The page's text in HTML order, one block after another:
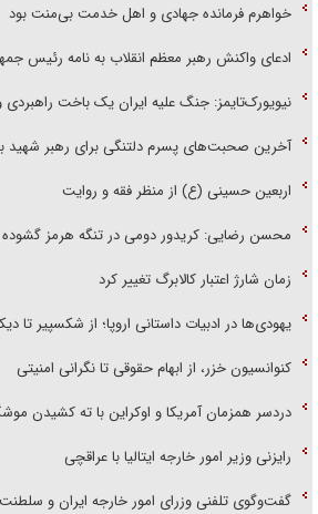
خواهرم فرمانده جهادی و اهل خدمت بی‌منت بود
ادعای واکنش رهبر معظم انقلاب به نامه رئیس
نیویورک‌تایمز: جنگ علیه ایران یک باخت
آخرین صحبت‌های پسرم دلتنگی برای رهبر شهید
اربعین حسینی (ع) از منظر فقه و روایت
محسن رضایی: کریدور دومی در تنگه هرمز
زمان شارژ اعتبار کالابرگ تغییر کرد
یهودی‌ها در ادبیات داستانی اروپا؛ از شکسپیر تا
کنوانسیون خزر، از ابهام حقوقی تا نگرانی امنیتی
دردسر همزمان آمریکا و اوکراین با ته کشیدن
رایزنی وزیر امور خارجه ایتالیا با عراقچی
گفت‌وگوی تلفنی وزرای امور خارجه ایران و